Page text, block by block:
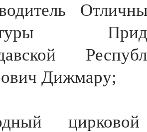
Дижмару;
цирковой